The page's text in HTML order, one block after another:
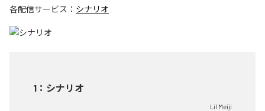
各配信サービス： シナリオ
1 ： シナリオ
Lil Meiji